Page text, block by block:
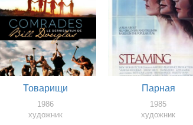
Товарищи
1986
художник
Парная
1985
художник